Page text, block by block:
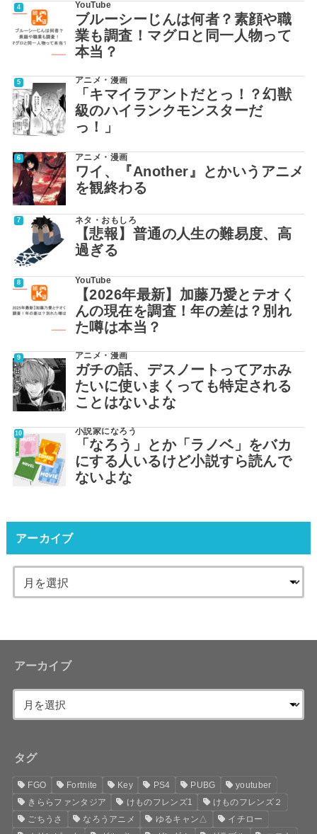
YouTube
ブルーシーじんは何者？素顔や職
業も調査！マグロと同一人物って
本当？
アニメ・漫画
「キマイラアントだとっ！？幻獣
級のハイランクモンスターだ
っ！」
アニメ・漫画
ワイ、『Another』とかいうアニメ
を観終わる
ネタ・おもしろ
【悲報】普通の人生の難易度、高
過ぎる
YouTube
【2026年最新】加藤乃愛とテオく
んの現在を調査！年の差は？別れ
た噂は本当？
アニメ・漫画
ガチの話、デスノートってアホみ
たいに使いまくっても特定される
ことはないよな
小説家になろう
「なろう」とか「ラノベ」をバカ
にする人いるけど小説すら読んで
ないよな
アーカイブ
アーカイブ
タグ
FGO Fortnite Key PS4 PUBG
youtuber
きららファンタジア
けものフレンズ1
けものフレンズ２
ごちうさ
なろうアニメ ゆるキャン△
イチロー